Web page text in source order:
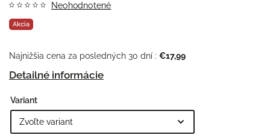
Akcia
Neohodnotené
Najnižšia cena za posledných 30 dní : €17,99
Detailné informácie
Variant